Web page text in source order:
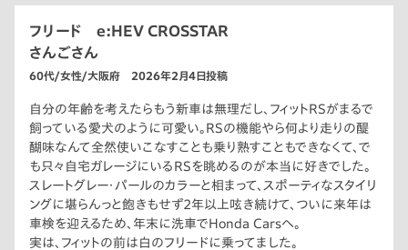
フリード e:HEV CROSSTAR
さんごさん
60代/女性/大阪府 2026年2月4日投稿
自分の年齢を考えたらもう新車は無理だし、フィットRSがまるで
飼っている愛犬のように可愛い。RSの機能やら何より走りの醍
醐味なんて全然使いこなすことも乗り熟すこともできなくて、で
も只々自宅ガレージにいるRSを眺めるのが本当に好きでした。
スレートグレー・パールのカラーと相まって、スポーティなスタイリ
ングに堪らんっと飽きもせず2年以上呟き続けて、ついに来年は
車検を迎えるため、年末に洗車でHonda Carsへ。
実は、フィットの前は白のフリードに乗ってました。